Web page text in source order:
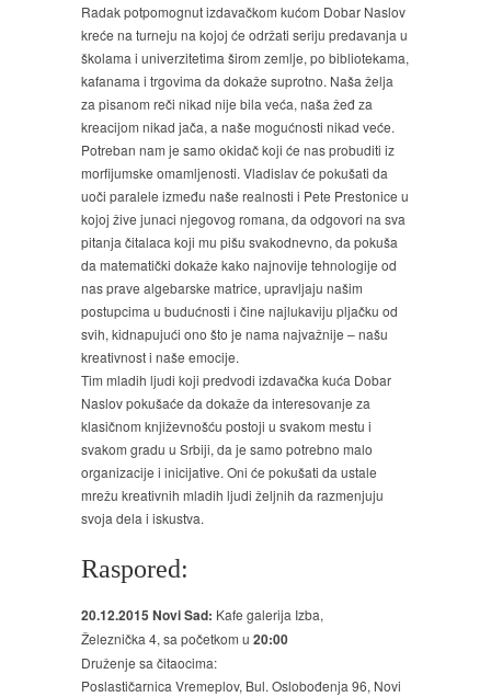
Radak potpomognut izdavačkom kućom Dobar Naslov
kreće na turneju na kojoj će održati seriju predavanja u
školama i univerzitetima širom zemlje, po bibliotekama,
kafanama i trgovima da dokaže suprotno. Naša želja
za pisanom reči nikad nije bila veća, naša žeđ za
kreacijom nikad jača, a naše mogućnosti nikad veće.
Potreban nam je samo okidač koji će nas probuditi iz
morfijumske omamljenosti. Vladislav će pokušati da
uoči paralele između naše realnosti i Pete Prestonice u
kojoj žive junaci njegovog romana, da odgovori na sva
pitanja čitalaca koji mu pišu svakodnevno, da pokuša
da matematički dokaže kako najnovije tehnologije od
nas prave algebarske matrice, upravljaju našim
postupcima u budućnosti i čine najlukaviju pljačku od
svih, kidnapujući ono što je nama najvažnije – našu
kreativnost i naše emocije.
Tim mladih ljudi koji predvodi izdavačka kuća Dobar
Naslov pokušaće da dokaže da interesovanje za
klasičnom književnošću postoji u svakom mestu i
svakom gradu u Srbiji, da je samo potrebno malo
organizacije i inicijative. Oni će pokušati da ustale
mrežu kreativnih mladih ljudi željnih da razmenjuju
svoja dela i iskustva.
Raspored:
20.12.2015 Novi Sad: Kafe galerija Izba,
Železnička 4, sa početkom u 20:00
Druženje sa čitaocima:
Poslastičarnica Vremeplov, Bul. Oslobođenja 96, Novi